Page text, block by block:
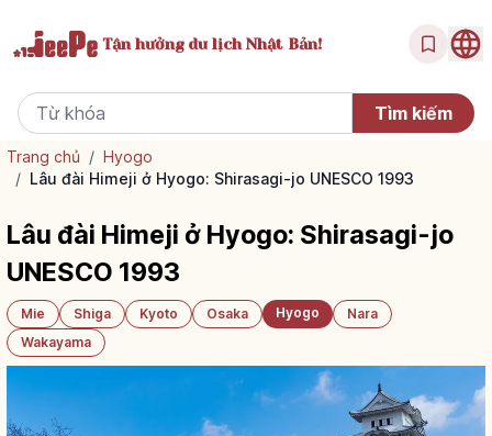
Tận hưởngdu lịch Nhật Bản!
Trang chủ / Hyogo
/ Lâu đài Himeji ở Hyogo: Shirasagi-jo UNESCO 1993
Lâu đài Himeji ở Hyogo: Shirasagi-jo
UNESCO 1993
Mie Shiga Kyoto Osaka Hyogo
Nara
Wakayama